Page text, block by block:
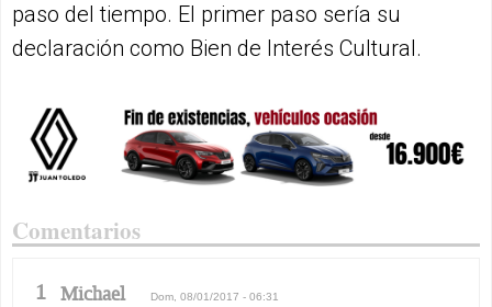
paso del tiempo. El primer paso sería su
declaración como Bien de Interés Cultural.
Comentarios
1 Michael Dom, 08/01/2017 - 06:31